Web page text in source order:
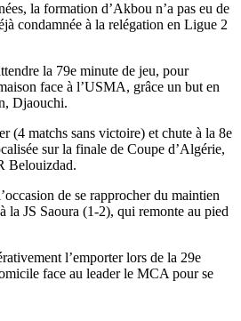
la formation d’Akbou n’a pas eu de
condamnée à la relégation en Ligue 2
la 79e minute de jeu, pour
face à l’USMA, grâce un but en
Djaouchi.
(4 matchs sans victoire) et chute à la 8e
sur la finale de Coupe d’Algérie,
Belouizdad.
de se rapprocher du maintien
la JS Saoura (1-2), qui remonte au pied
l’emporter lors de la 29e
face au leader le MCA pour se